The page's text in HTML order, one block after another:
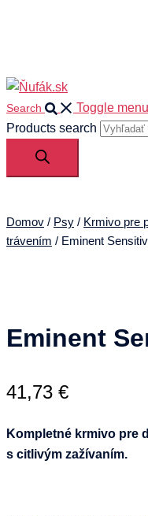
Search
Toggle menu
Products search
Domov / Psy / Krmivo pre
trávením / Eminent
Eminent
41,73 €
Kompletné krmivo pre
s citlivým zažívaním.